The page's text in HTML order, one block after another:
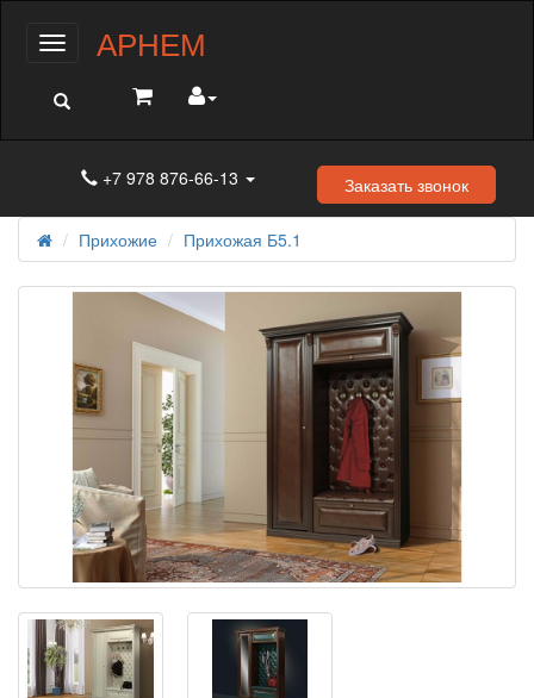
МенюАРНЕМ
+7 978 876-66-13 Заказать звонок
Прихожие Прихожая Б5.1